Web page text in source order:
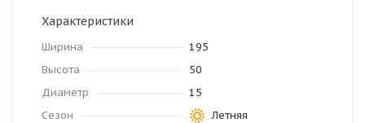
Характеристики
Ширина
195
Высота
50
Диаметр
15
Сезон
Летняя